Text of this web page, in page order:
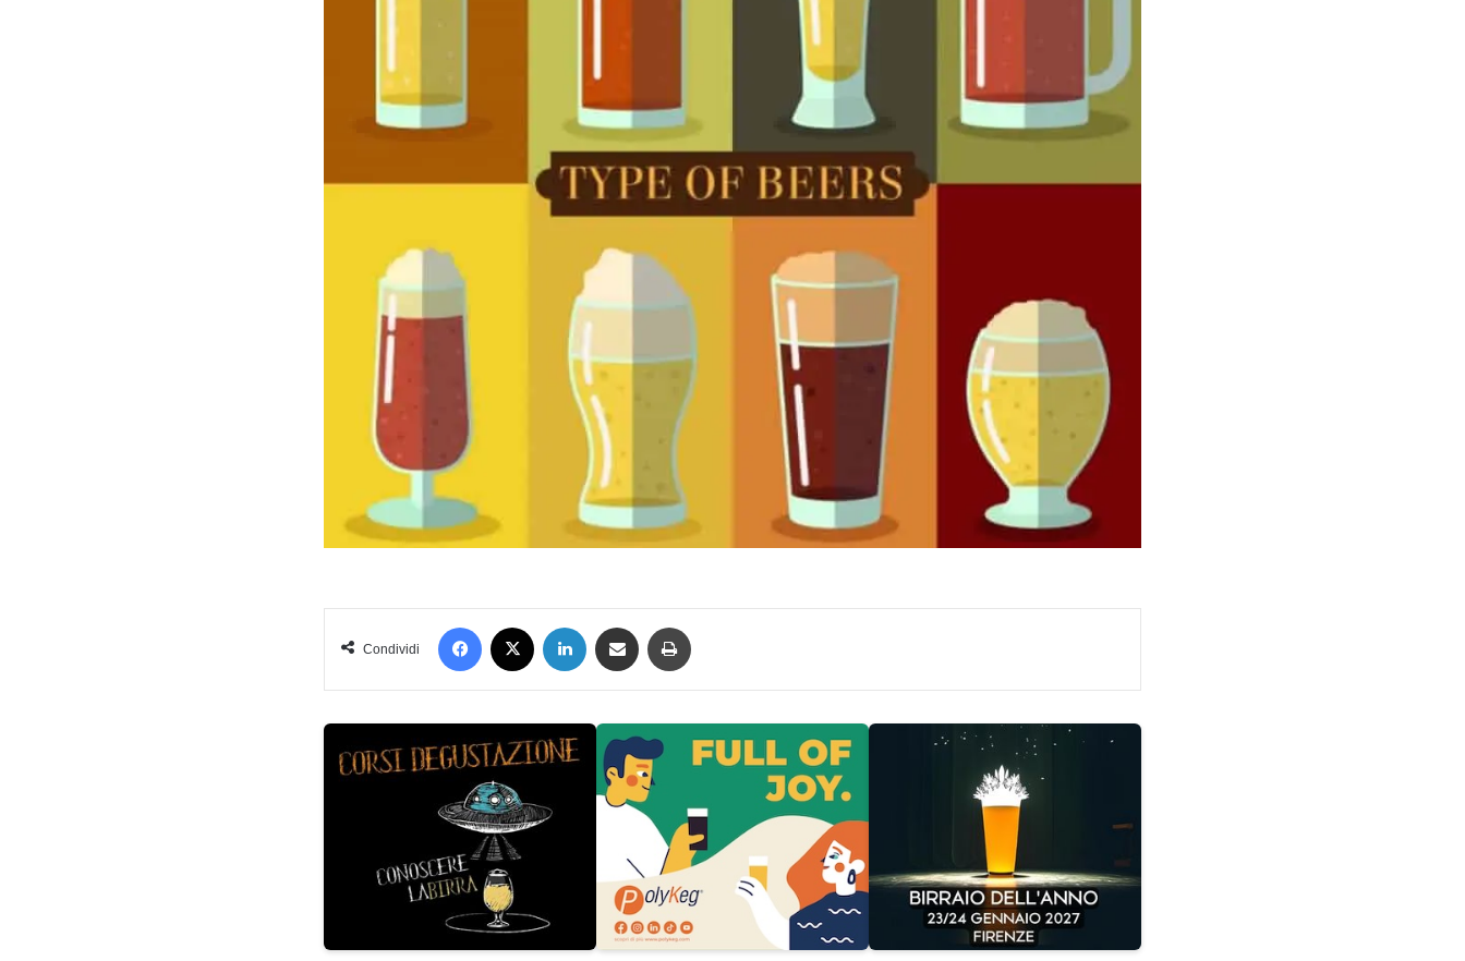
Condividi
Facebook LinkedIn Condividi via mail